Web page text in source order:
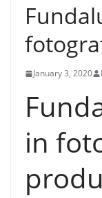
January 3, 2020
in